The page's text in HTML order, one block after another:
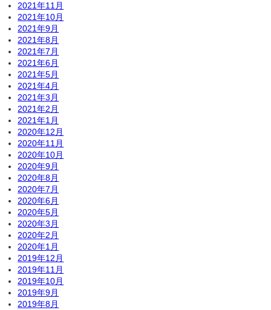
2021年11月
2021年10月
2021年9月
2021年8月
2021年7月
2021年6月
2021年5月
2021年4月
2021年3月
2021年2月
2021年1月
2020年12月
2020年11月
2020年10月
2020年9月
2020年8月
2020年7月
2020年6月
2020年5月
2020年3月
2020年2月
2020年1月
2019年12月
2019年11月
2019年10月
2019年9月
2019年8月